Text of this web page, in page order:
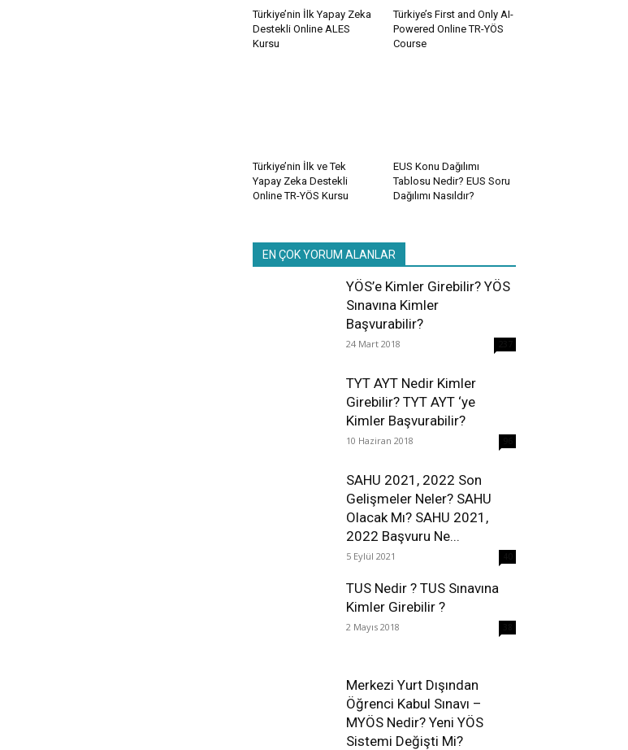
Türkiye’nin İlk Yapay Zeka
Destekli Online ALES
Kursu
Türkiye’s First and Only AI-
Powered Online TR-YÖS
Course
Türkiye’nin İlk ve Tek
Yapay Zeka Destekli
Online TR-YÖS Kursu
EUS Konu Dağılımı
Tablosu Nedir? EUS Soru
Dağılımı Nasıldır?
EN ÇOK YORUM ALANLAR
YÖS’e Kimler Girebilir? YÖS
Sınavına Kimler
Başvurabilir?
24 Mart 2018
TYT AYT Nedir Kimler
Girebilir? TYT AYT ‘ye
Kimler Başvurabilir?
10 Haziran 2018
SAHU 2021, 2022 Son
Gelişmeler Neler? SAHU
Olacak Mı? SAHU 2021,
2022 Başvuru Ne...
5 Eylül 2021
TUS Nedir ? TUS Sınavına
Kimler Girebilir ?
2 Mayıs 2018
Merkezi Yurt Dışından
Öğrenci Kabul Sınavı –
MYÖS Nedir? Yeni YÖS
Sistemi Değişti Mi?